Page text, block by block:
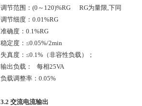
调节范围：(0～120)%RG RG为量限,下同
调节细度：0.01%RG
准确度：0.1%RG
稳定度：≤0.05%/2min
失真度：≤0.1%（非容性负载）；
输出负载： 每相25VA
负载调整率：0.05%
3.2 交流电流输出